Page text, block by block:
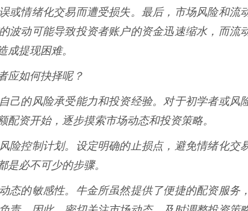
或情绪化交易而遭受损失。最后，市场风险和流
波动可能导致投资者账户的资金迅速缩水，而流
成提现困难。
应如何抉择呢？
己的风险承受能力和投资经验。对于初学者或风
配资开始，逐步摸索市场动态和投资策略。
险控制计划。设定明确的止损点，避免情绪化交
是必不可少的步骤。
态的敏感性。牛金所虽然提供了便捷的配资服务